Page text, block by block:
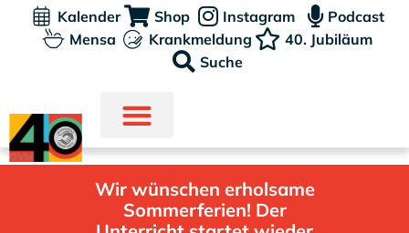
Kalender Shop Instagram
Podcast
Mensa
Krankmeldung
40. Jubiläum
Suche
Wir wünschen erholsame
Sommerferien! Der